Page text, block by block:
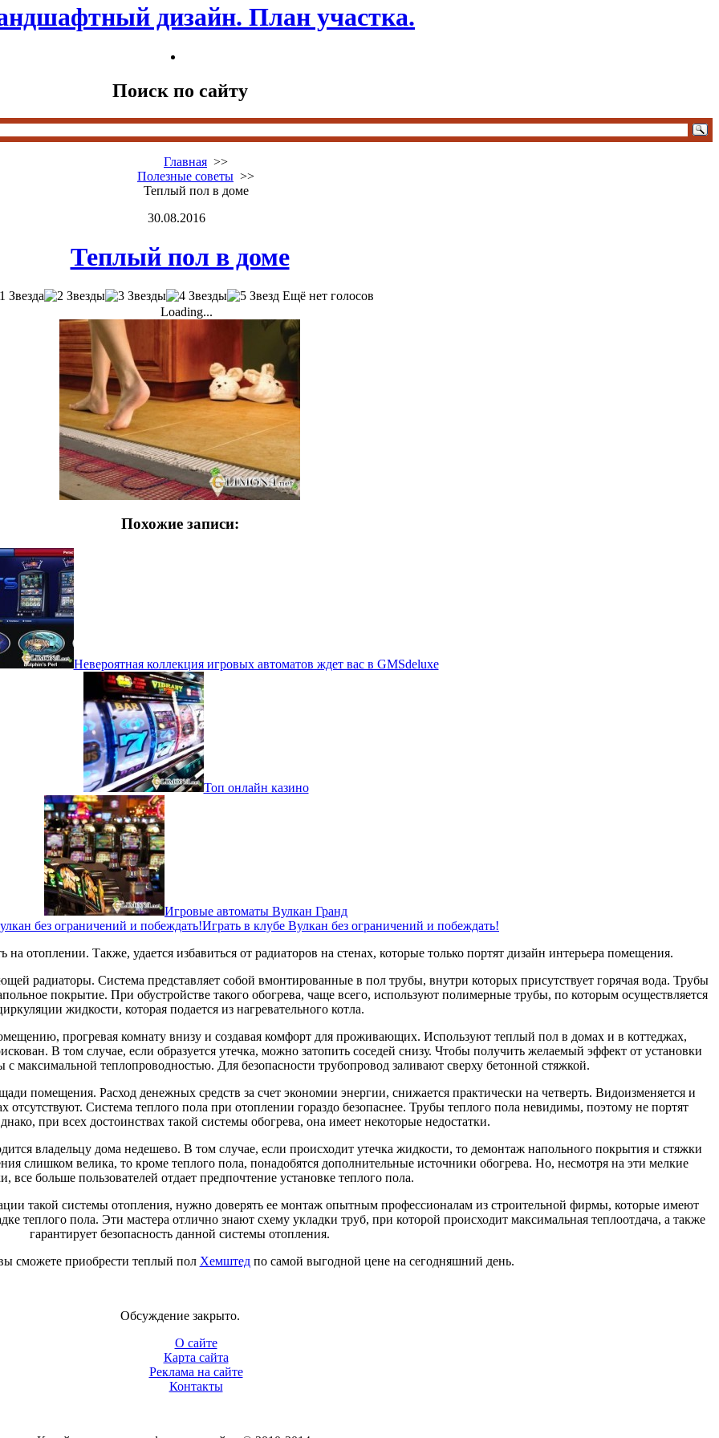
дизайн. План участка.
Поиск по сайту
Главная >>
Полезные советы >>
Теплый пол в доме
30.08.2016
Теплый пол в доме
Ещё нет голосов
Loading...
Похожие записи:
Невероятная коллекция игровых автоматов ждет вас в GMSdeluxe
Топ онлайн казино
Игровые автоматы Вулкан Гранд
Играть в клубе Вулкан без ограничений и побеждать!
отоплении. Также, удается избавиться от радиаторов на стенах, которые только портят дизайн интерьера помещения.
радиаторы. Система представляет собой вмонтированные в пол трубы, внутри которых присутствует горячая вода. Трубы
покрытие. При обустройстве такого обогрева, чаще всего, используют полимерные трубы, по которым осуществляется
жидкости, которая подается из нагревательного котла.
прогревая комнату внизу и создавая комфорт для проживающих. Используют теплый пол в домах и в коттеджах,
В том случае, если образуется утечка, можно затопить соседей снизу. Чтобы получить желаемый эффект от установки
максимальной теплопроводностью. Для безопасности трубопровод заливают сверху бетонной стяжкой.
помещения. Расход денежных средств за счет экономии энергии, снижается практически на четверть. Видоизменяется и
отсутствуют. Система теплого пола при отоплении гораздо безопаснее. Трубы теплого пола невидимы, поэтому не портят
при всех достоинствах такой системы обогрева, она имеет некоторые недостатки.
владельцу дома недешево. В том случае, если происходит утечка жидкости, то демонтаж напольного покрытия и стяжки
слишком велика, то кроме теплого пола, понадобятся дополнительные источники обогрева. Но, несмотря на эти мелкие
все больше пользователей отдает предпочтение установке теплого пола.
такой системы отопления, нужно доверять ее монтаж опытным профессионалам из строительной фирмы, которые имеют
теплого пола. Эти мастера отлично знают схему укладки труб, при которой происходит максимальная теплоотдача, а также
гарантирует безопасность данной системы отопления.
сможете приобрести теплый пол Хемштедпо самой выгодной цене на сегодняшний день.
Обсуждение закрыто.
О сайте
Карта сайта
Реклама на сайте
Контакты